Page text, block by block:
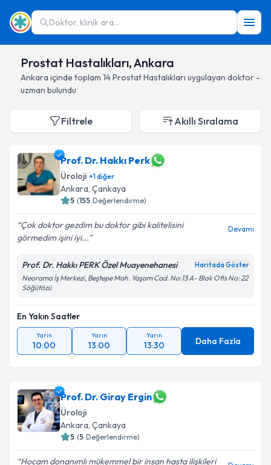
Doktor, klinik ara...
Prostat Hastalıkları, Ankara
Ankara içinde toplam 14Prostat Hastalıkları uygulayan doktor -
uzman bulundu
Filtrele Akıllı Sıralama
Prof. Dr. Hakkı Perk
Üroloji +1diğer
Ankara, Çankaya
5 (155 Değerlendirme)
Çok doktor gezdim bu doktor gibi kalitelisini
görmedim işini iyi...
Devamı
Prof. Dr. Hakkı PERK Özel Muayenehanesi Haritada Göster
Neorama İş Merkezi, Beştepe Mah. Yaşam Cad. No:13 A- Blok Ofis No: 22
Söğütözü
En Yakın Saatler
Yarın
10:00
Yarın
13:00
Yarın
13:30 Daha Fazla
Prof. Dr. Giray Ergin
Üroloji
Ankara, Çankaya
5 (5 Değerlendirme)
Hocam donanımlı mükemmel bir insan hasta ilişkileri